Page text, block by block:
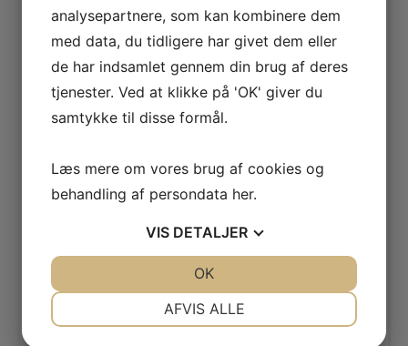
Udfyld nedenstående kontaktformular
eller ring på 78 76 10 30 og få en
uforpligtende snak med en af vores
analysepartnere, som kan kombinere dem
med data, du tidligere har givet dem eller
de har indsamlet gennem din brug af deres
tjenester. Ved at klikke på 'OK' giver du
samtykke til disse formål.
Læs mere om vores brug af cookies og
behandling af persondata her.
VIS DETALJER
AFVIS ALLE
OK